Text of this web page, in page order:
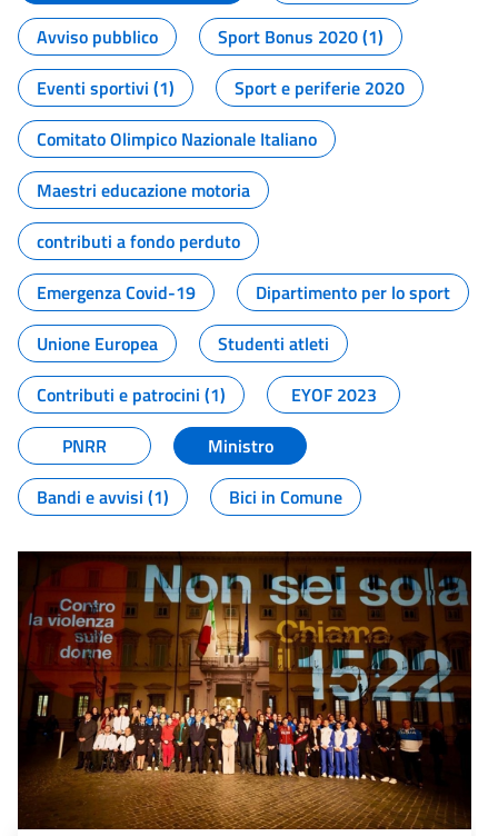
Avviso pubblico
Sport Bonus 2020 (1)
Eventi sportivi (1)
Sport e periferie 2020
Comitato Olimpico Nazionale Italiano
Maestri educazione motoria
contributi a fondo perduto
Emergenza Covid-19
Dipartimento per lo sport
Unione Europea
Studenti atleti
Contributi e patrocini (1)
EYOF 2023
PNRR
Ministro
Bandi e avvisi (1)
Bici in Comune